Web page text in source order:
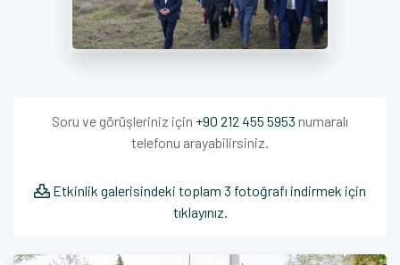
Soru ve görüşleriniz için +90 212 455 5953 numaralı
telefonu arayabilirsiniz.
Etkinlik galerisindeki toplam 3 fotoğrafı indirmek için
tıklayınız.